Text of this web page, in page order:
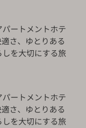
ートメントホテ
さ、ゆとりある
を大切にする旅
ートメントホテ
さ、ゆとりある
を大切にする旅